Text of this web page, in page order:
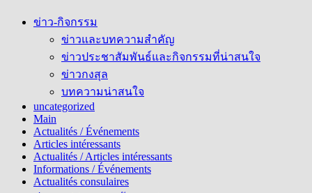
ข่าว-กิจกรรม
ข่าวและบทความสำคัญ
ข่าวประชาสัมพันธ์และกิจกรรมที่น่าสนใจ
ข่าวกงสุล
บทความน่าสนใจ
uncategorized
Main
Actualités / Événements
Articles intéressants
Actualités / Articles intéressants
Informations / Événements
Actualités consulaires